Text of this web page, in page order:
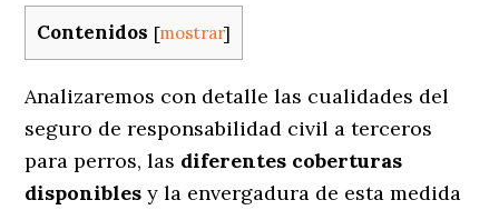
Contenidos [mostrar]
Analizaremos con detalle las cualidades del
seguro de responsabilidad civil a terceros
para perros, las diferentes coberturas
disponibles y la envergadura de esta medida